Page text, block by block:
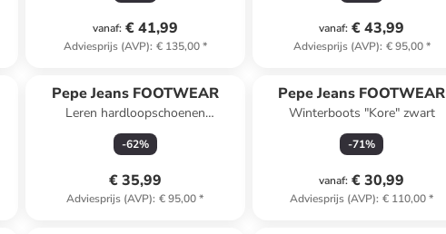
vanaf: € 41,99
Adviesprijs (AVP): € 135,00*
vanaf: € 43,99
Adviesprijs (AVP): € 95,00*
Pepe Jeans FOOTWEAR
Leren hardloopschoenen
lichtbruin/donkerblauw
-62%
€ 35,99
Adviesprijs (AVP): € 95,00*
Pepe Jeans FOOTWEAR
Winterboots "Kore" zwart
-71%
vanaf: € 30,99
Adviesprijs (AVP): € 110,00*